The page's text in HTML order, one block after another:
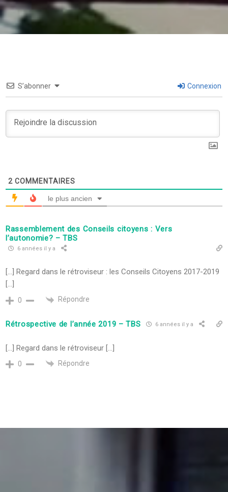
S’abonner Connexion
2 COMMENTAIRES
le plus ancien
Rassemblement des Conseils citoyens : Vers
l’autonomie? – TBS
6 années il y a
[…] Regard dans le rétroviseur : les Conseils Citoyens 2017-2019
[…]
0 Répondre
Rétrospective de l’année 2019 – TBS 6 années il y a
[…] Regard dans le rétroviseur […]
0 Répondre